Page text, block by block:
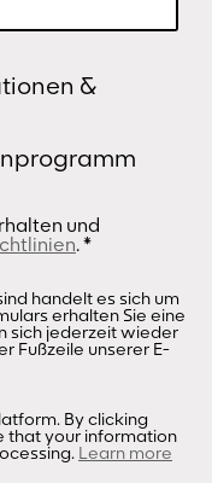
&
.*
handelt es sich um
erhalten Sie eine
sich jederzeit wieder
Fußzeile unserer E-
By clicking
that your information
Learn more